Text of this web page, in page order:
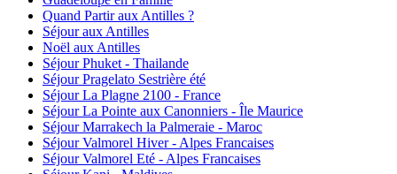
Quand Partir aux Antilles ?
Séjour aux Antilles
Noël aux Antilles
Séjour Phuket - Thailande
Séjour Pragelato Sestrière été
Séjour La Plagne 2100 - France
Séjour La Pointe aux Canonniers - Île Maurice
Séjour Marrakech la Palmeraie - Maroc
Séjour Valmorel Hiver - Alpes Francaises
Séjour Valmorel Eté - Alpes Francaises